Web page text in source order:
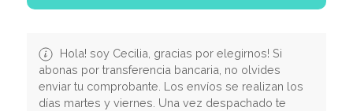
Hola! soy Cecilia, gracias por elegirnos! Si
abonas por transferencia bancaria, no olvides
enviar tu comprobante. Los envíos se realizan los
días martes y viernes. Una vez despachado te